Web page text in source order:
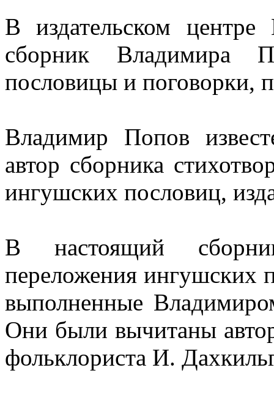
В издательском
сборник Владимира
пословицы и поговорки,
Владимир Попов
автор сборника
ингушских пословиц,
В настоящий
переложения ингушских
выполненные
Они были вычитаны
фольклориста И.